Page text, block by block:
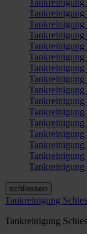
Tankreinigung
Tankreinigung
Tankreinigung
Tankreinigung
schliessen
Tankreinigung
Tankreinigung